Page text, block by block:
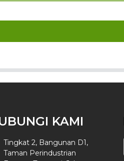
KAMI
Tingkat 2, Bangunan D1,
Taman Perindustrian